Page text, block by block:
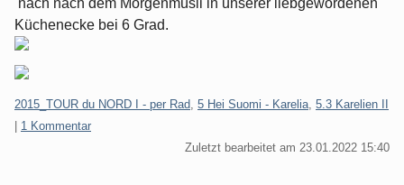
nach nach dem Morgenmüsli in unserer liebgewordenen
Küchenecke bei 6 Grad.
Kategorien:
2015_TOUR du NORD I - per Rad 5 Hei Suomi - Karelia 5.3 Karelien II
1 Kommentar
Zuletzt bearbeitet am 23.01.2022 15:40